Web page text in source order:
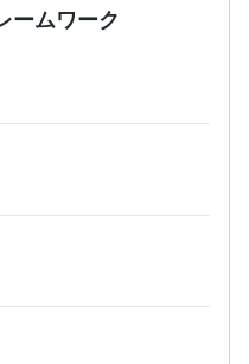
ームワーク